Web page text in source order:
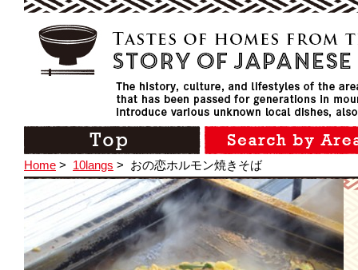
Home > 10langs > おの恋ホルモン焼きそば